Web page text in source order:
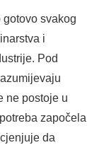
svakog
i
Pod
ne postoje u
započela
da